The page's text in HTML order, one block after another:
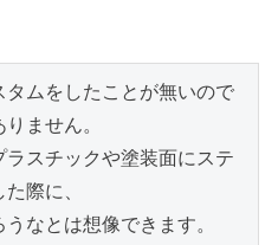
ムをしたことが無いので
ません。
スチックや塗装面にステ
際に、
なとは想像できます。